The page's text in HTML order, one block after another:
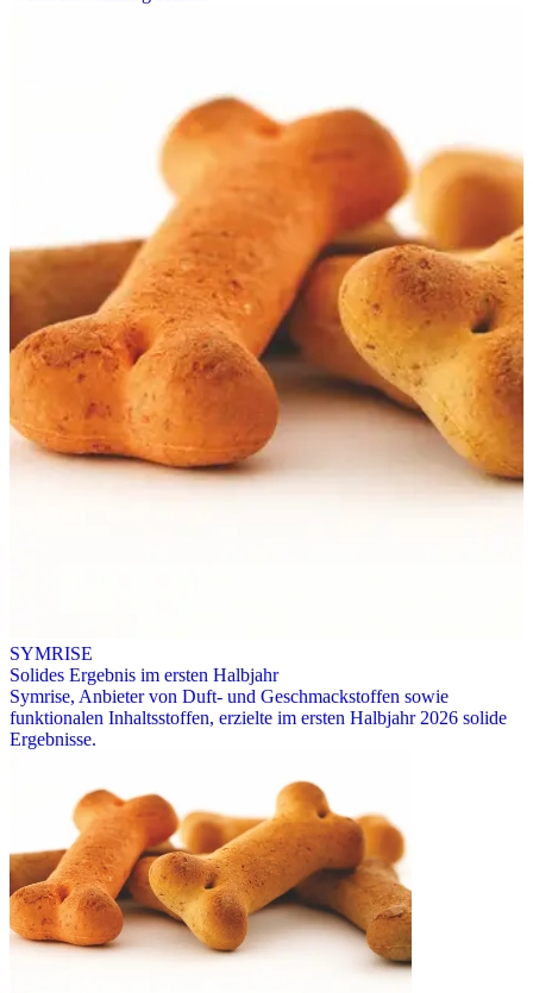
SYMRISE
Solides Ergebnis im ersten Halbjahr
Symrise, Anbieter von Duft- und Geschmackstoffen sowie
funktionalen Inhaltsstoffen, erzielte im ersten Halbjahr 2026 solide
Ergebnisse.